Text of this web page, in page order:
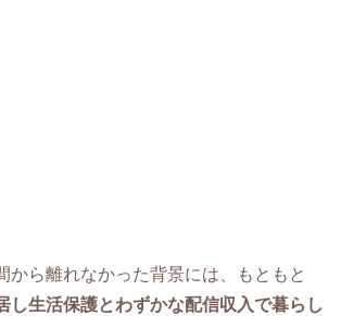
から離れなかった背景には、もともと
し生活保護とわずかな配信収入で暮らし